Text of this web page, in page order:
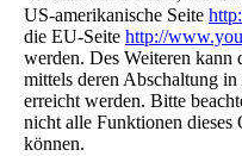
US-amerikanische Seite
die EU-Seite http://
werden. Des Weiteren kann
mittels deren Abschaltung
erreicht werden. Bitte
nicht alle Funktionen dieses
können.